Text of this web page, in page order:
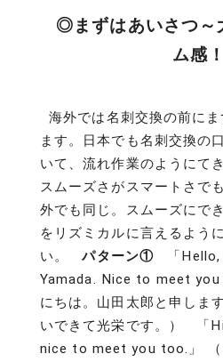
◎まずはあいさつ～
ム感！
海外では名刺交換の前に
ます。日本でも名刺交換の
いて、流れ作業のようにて
スムーズさがスマートさで
外でも同じ。スムーズにで
をリズミカルに言えるよう
い。パターン① 「Hello,
Yamada. Nice to meet you
にちは。山田太郎と申しま
いできて光栄です。） 「
nice to meet you too.」 （